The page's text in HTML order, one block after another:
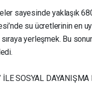
sayesinde yaklaşık
su ücretlerinin en
yerleşmek. Bu
İLE SOSYAL DAYANIŞMA